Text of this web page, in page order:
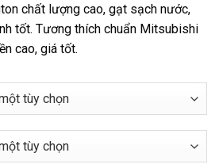
từ
129.000 ₫
đến
chất lượng cao, gạt sạch nước,
tốt. Tương thích chuẩn Mitsubishi
cao, giá tốt.